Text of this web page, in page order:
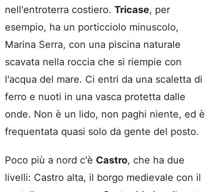
nell'entroterra costiero. Tricase, per
esempio, ha un porticciolo minuscolo,
Marina Serra, con una piscina naturale
scavata nella roccia che si riempie con
l'acqua del mare. Ci entri da una scaletta di
ferro e nuoti in una vasca protetta dalle
onde. Non è un lido, non paghi niente, ed è
frequentata quasi solo da gente del posto.
Poco più a nord c'è Castro, che ha due
livelli: Castro alta, il borgo medievale con il